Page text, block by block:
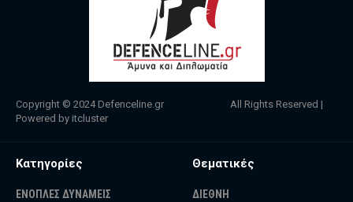
Copyright © 2024 Defenceline.gr All Rights Reserved |
Powered by itcluster
Κατηγορίες
ΕΝΟΠΛΕΣ ΔΥΝΑΜΕΙΣ
Θεματικές
ΔΙΕΘΝΗ